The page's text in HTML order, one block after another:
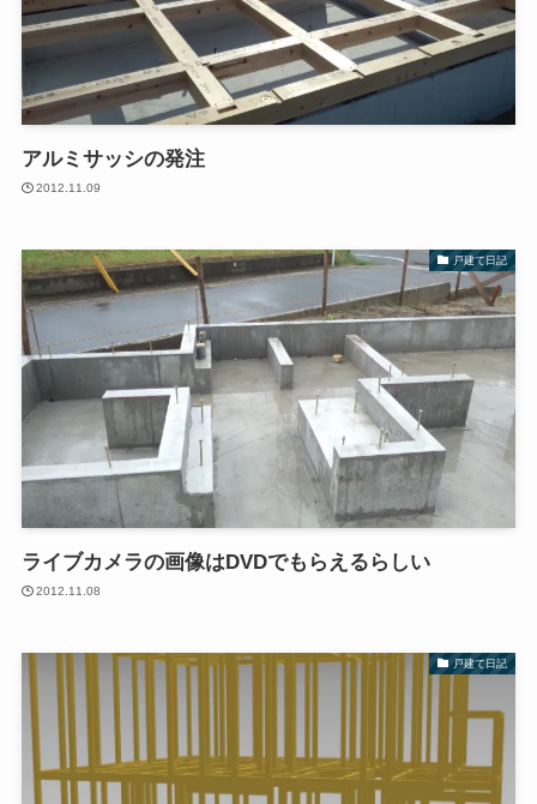
アルミサッシの発注
2012.11.09
戸建て日記
ライブカメラの画像はDVDでもらえるらしい
2012.11.08
戸建て日記